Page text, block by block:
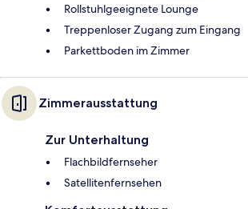
Rollstuhlgeeignete Lounge
Treppenloser Zugang zum Eingang
Parkettboden im Zimmer
Zimmerausstattung
Zur Unterhaltung
Flachbildfernseher
Satellitenfernsehen